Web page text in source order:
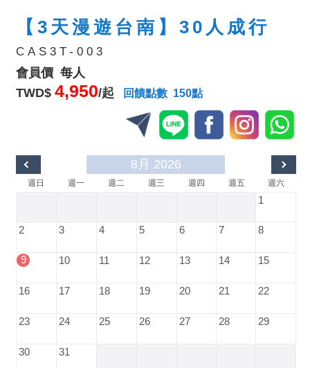
【3天漫遊台南】30人成行
CAS3T-003
會員價 每人
TWD$ 4,950/起 回饋點數 150點
8月 2026
週日 週一 週二 週三 週四 週五 週六
1
2 3 4 5 6 7 8
9 10 11 12 13 14 15
16 17 18 19 20 21 22
23 24 25 26 27 28 29
30 31